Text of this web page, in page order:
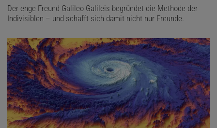
Der enge Freund Galileo Galileis begründet die Methode der
Indivisiblen – und schafft sich damit nicht nur Freunde.